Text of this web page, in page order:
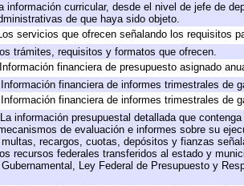
información curricular, desde el nivel de jefe de
de que haya sido objeto.
servicios que ofrecen señalando los requisitos
trámites, requisitos y formatos que ofrecen.
financiera de presupuesto asignado
financiera de informes trimestrales de
financiera de informes trimestrales de
información presupuestal detallada que
de evaluación e informes sobre su
recargos, cuotas, depósitos y fianzas
recursos federales transferidos al estado y
Ley Federal de Presupuesto y